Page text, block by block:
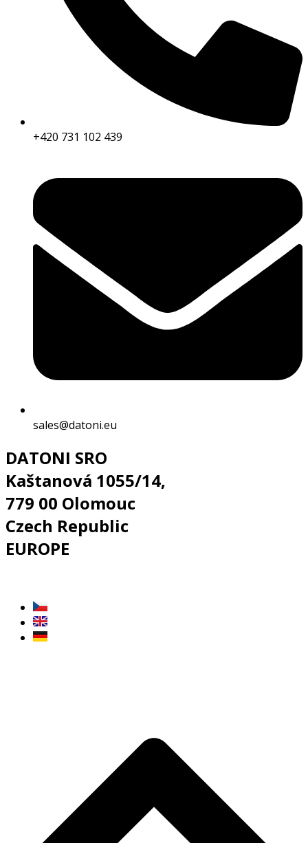
+420 731 102 439
sales@datoni.eu
DATONI SRO
Kaštanová 1055/14,
779 00 Olomouc
Czech Republic
EUROPE